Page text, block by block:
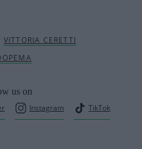
us on
Instagram TikTok